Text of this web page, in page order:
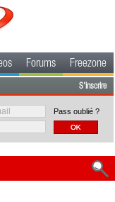
Forums Freezone
S'inscrire
Pass oublié ?